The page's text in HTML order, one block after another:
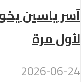
آسر ياسين
لأول مرة
2026-06-24